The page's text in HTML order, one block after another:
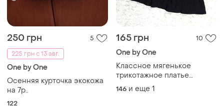
250 грн
5
225 грн с 13 авг.
One by One
Осенняя курточка экокожа
на 7р..
122
165 грн 10
One by One
Классное мягенькое
трикотажное платье
девочке.
146 и еще 1